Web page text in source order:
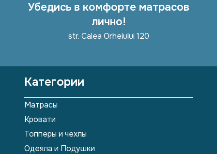
Убедись в комфорте матрасов
лично!
str. Calea Orheiului 120
Категории
Матрасы
Кровати
Топперы и чехлы
Одеяла и Подушки